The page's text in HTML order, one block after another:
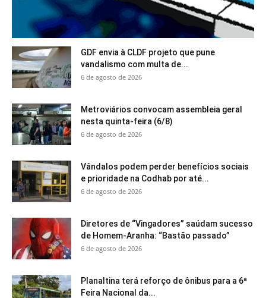
GDF envia à CLDF projeto que pune
vandalismo com multa de...
6 de agosto de 2026
Metroviários convocam assembleia geral
nesta quinta-feira (6/8)
6 de agosto de 2026
Vândalos podem perder benefícios sociais
e prioridade na Codhab por até...
6 de agosto de 2026
Diretores de “Vingadores” saúdam sucesso
de Homem-Aranha: “Bastão passado”
6 de agosto de 2026
Planaltina terá reforço de ônibus para a 6ª
Feira Nacional da...